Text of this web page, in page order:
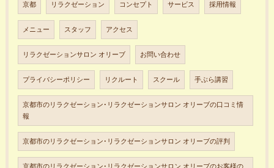
京都 リラクゼーション コンセプト サービス 採用情報
メニュー スタッフ アクセス
リラクゼーションサロン オリーブ お問い合わせ
プライバシーポリシー リクルート スクール 手ぶら講習
京都市のリラクゼーション･リラクゼーションサロン オリーブの口コミ情
報
京都市のリラクゼーション･リラクゼーションサロン オリーブの評判
京都市のリラクゼーション･リラクゼーションサロン オリーブのお客様の